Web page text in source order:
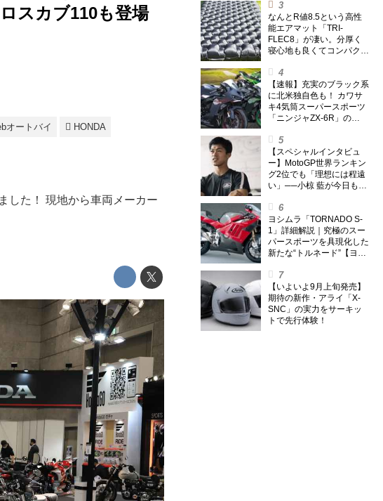
スカブ110も登場
なんとR値8.5という高性
能エアマット「TRI-
FLEC8」が凄い。分厚く
寝心地も良くてコンパクト
トを試してみた〈若林浩志
のスーパー・カブカブ・ダ
イアリーズ Vol.385〉
【速報】充実のブラック系
に北米独自色も！ カワサ
キ4気筒スーパースポーツ
「ニンジャZX-6R」の
筒ニンジャも出たよ【海
外】
【スペシャルインタビュ
ー】MotoGP世界ランキン
グ2位でも「理想には程遠
い」──小椋 藍が今日も走
ヨシムラ「TORNADO S-
1」詳細解説｜究極のスー
パースポーツを具現化した
新たな“トルネード”【ヨシ
【いよいよ9月上旬発売】
期待の新作・アライ「X-
SNC」の実力をサーキッ
トで先行体験！
オートバイ HONDA
した！ 現地から車両メーカー